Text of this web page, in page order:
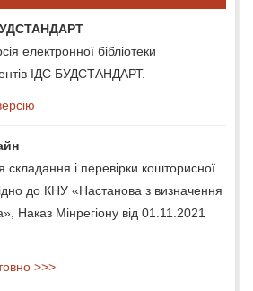
електронної бібліотеки
ІДС БУДСТАНДАРТ.
і перевірки кошторисної
до КНУ «Настанова з визначення
Наказ Мінрегіону від 01.11.2021
>>>